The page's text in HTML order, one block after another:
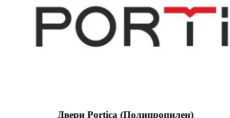
Двери Portica (Полипропилен)